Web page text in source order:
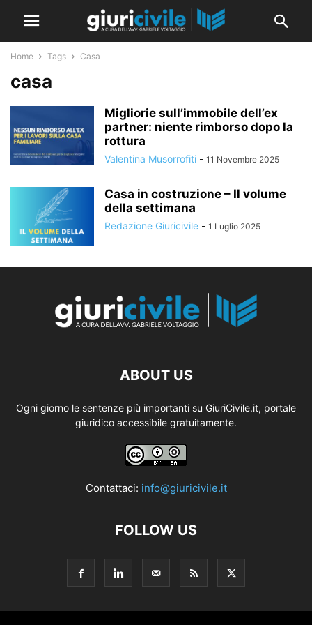
Home Tags Casa
casa
Migliorie sull’immobile dell’ex
partner: niente rimborso dopo la
rottura
Valentina Musorrofiti - 11 Novembre 2025
Casa in costruzione – Il volume
della settimana
Redazione Giuricivile - 1 Luglio 2025
ABOUT US
Ogni giorno le sentenze più importanti su GiuriCivile.it, portale
giuridico accessibile gratuitamente.
Contattaci: info@giuricivile.it
FOLLOW US